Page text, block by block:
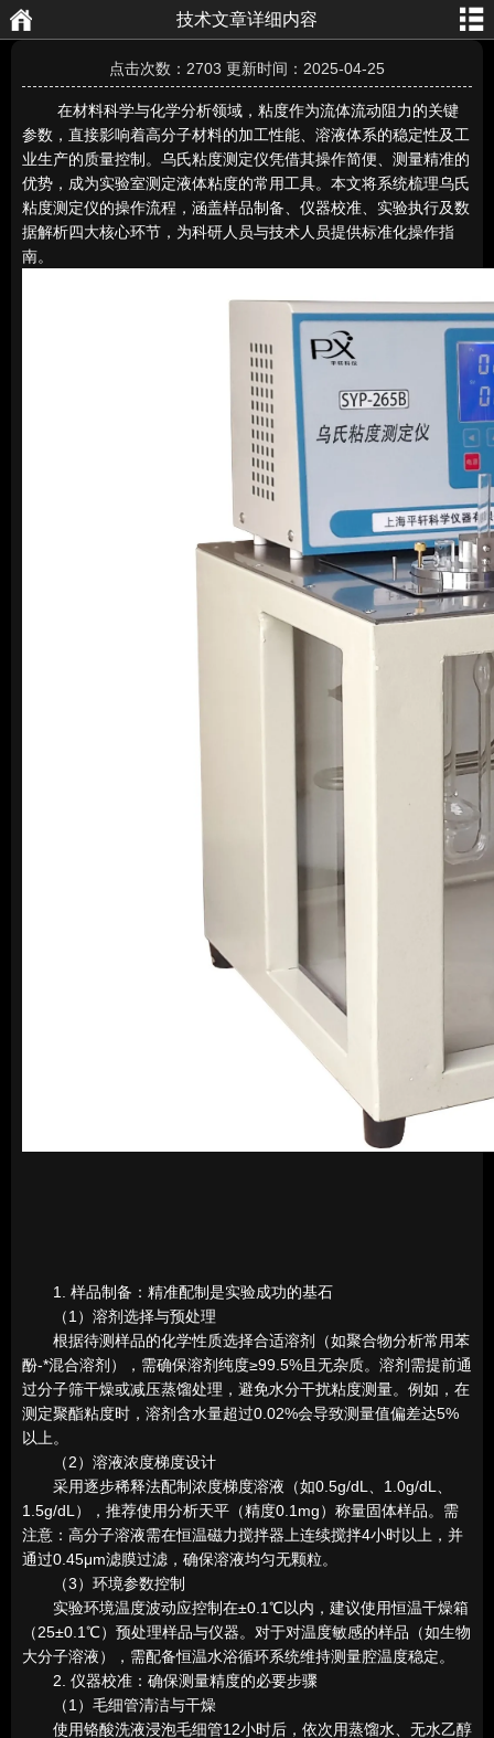
技术文章详细内容
点击次数：2703 更新时间：2025-04-25
在材料科学与化学分析领域，粘度作为流体流动阻力的关键
参数，直接影响着高分子材料的加工性能、溶液体系的稳定性及工
业生产的质量控制。乌氏粘度测定仪凭借其操作简便、测量精准的
优势，成为实验室测定液体粘度的常用工具。本文将系统梳理乌氏
粘度测定仪的操作流程，涵盖样品制备、仪器校准、实验执行及数
据解析四大核心环节，为科研人员与技术人员提供标准化操作指
南。
1. 样品制备：精准配制是实验成功的基石
（1）溶剂选择与预处理
根据待测样品的化学性质选择合适溶剂（如聚合物分析常用苯
酚-*混合溶剂），需确保溶剂纯度≥99.5%且无杂质。溶剂需提前通
过分子筛干燥或减压蒸馏处理，避免水分干扰粘度测量。例如，在
测定聚酯粘度时，溶剂含水量超过0.02%会导致测量值偏差达5%
以上。
（2）溶液浓度梯度设计
采用逐步稀释法配制浓度梯度溶液（如0.5g/dL、1.0g/dL、
1.5g/dL），推荐使用分析天平（精度0.1mg）称量固体样品。需
注意：高分子溶液需在恒温磁力搅拌器上连续搅拌4小时以上，并
通过0.45μm滤膜过滤，确保溶液均匀无颗粒。
（3）环境参数控制
实验环境温度波动应控制在±0.1℃以内，建议使用恒温干燥箱
（25±0.1℃）预处理样品与仪器。对于对温度敏感的样品（如生物
大分子溶液），需配备恒温水浴循环系统维持测量腔温度稳定。
2. 仪器校准：确保测量精度的必要步骤
（1）毛细管清洁与干燥
使用铬酸洗液浸泡毛细管12小时后，依次用蒸馏水、无水乙醇